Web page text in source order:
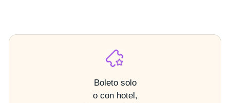
Boleto solo
o con hotel,